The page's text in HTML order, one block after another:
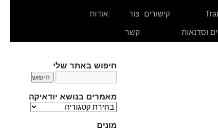
וסדנאות
קישורים צור
קשר
אודות
חיפוש באתר שלי
מאמרים בנושא יודאיקה
מ
מ
מונים